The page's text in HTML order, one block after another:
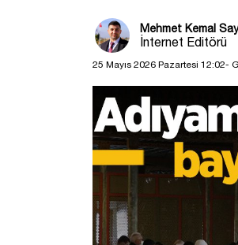
Mehmet Kemal
İnternet Editörü
25 Mayıs 2026 Pazartesi 12:02-